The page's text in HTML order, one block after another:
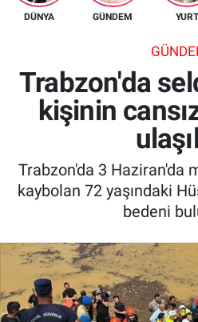
DÜNYA GÜNDEM YURT
Trabzon'da
kişinin
Trabzon'da 3 Haziran'da
kaybolan 72 yaşındaki
bedeni